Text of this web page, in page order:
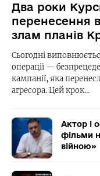
Два роки
перенесення
злам планів
Сьогодні
операції —
кампанії, яка
агресора. Цей крок…
Актор і
фільми
війною»